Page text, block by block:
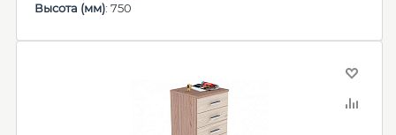
Высота (мм): 750